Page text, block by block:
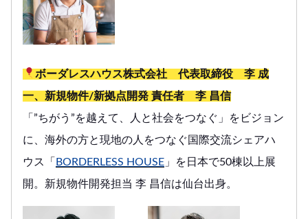
ボーダレスハウス株式会社 代表取締役 李 成
一、新規物件/新拠点開発 責任者 李 昌信
「”ちがう”を越えて、人と社会をつなぐ」をビジョン
に、海外の方と現地の人をつなぐ国際交流シェアハ
ウス「 BORDERLESS HOUSE 」を日本で50棟以上展
開。新規物件開発担当 李 昌信は仙台出身。